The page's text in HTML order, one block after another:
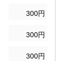
300円
300円
300円